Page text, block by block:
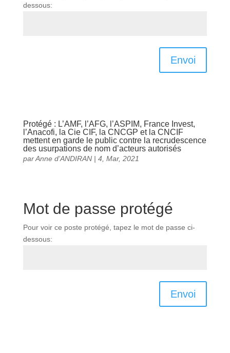
dessous:
Envoi
Protégé : L’AMF, l’AFG, l’ASPIM, France Invest,
l’Anacofi, la Cie CIF, la CNCGP et la CNCIF
mettent en garde le public contre la recrudescence
des usurpations de nom d’acteurs autorisés
parAnne d’ANDIRAN| 4, Mar, 2021
Mot de passe protégé
Pour voir ce poste protégé, tapez le mot de passe ci-
dessous:
Envoi